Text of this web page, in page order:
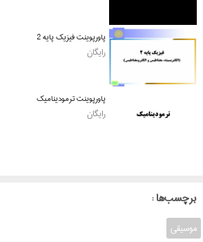
پاورپوینت فیزیک پایه 2
رایگان
پاورپوینت ترمودینامیک
رایگان
: برچسب‌ها
موسیقی